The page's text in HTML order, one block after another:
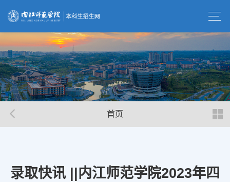
首页
录取快讯 ||内江师范学院2023年四